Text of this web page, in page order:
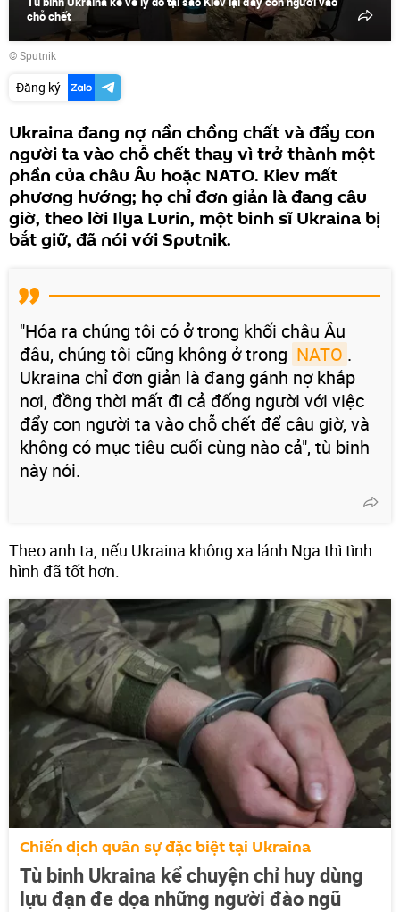
chỗ chết
© Sputnik
Đăng ký
Ukraina đang nợ nần chồng chất và đẩy con
người ta vào chỗ chết thay vì trở thành một
phần của châu Âu hoặc NATO. Kiev mất
phương hướng; họ chỉ đơn giản là đang câu
giờ, theo lời Ilya Lurin, một binh sĩ Ukraina bị
bắt giữ, đã nói với Sputnik.
"Hóa ra chúng tôi có ở trong khối châu Âu
đâu, chúng tôi cũng không ở trong NATO .
Ukraina chỉ đơn giản là đang gánh nợ khắp
nơi, đồng thời mất đi cả đống người với việc
đẩy con người ta vào chỗ chết để câu giờ, và
không có mục tiêu cuối cùng nào cả", tù binh
này nói.
Theo anh ta, nếu Ukraina không xa lánh Nga thì tình
hình đã tốt hơn.
Chiến dịch quân sự đặc biệt tại Ukraina
Tù binh Ukraina kể chuyện chỉ huy dùng
lựu đạn đe dọa những người đào ngũ